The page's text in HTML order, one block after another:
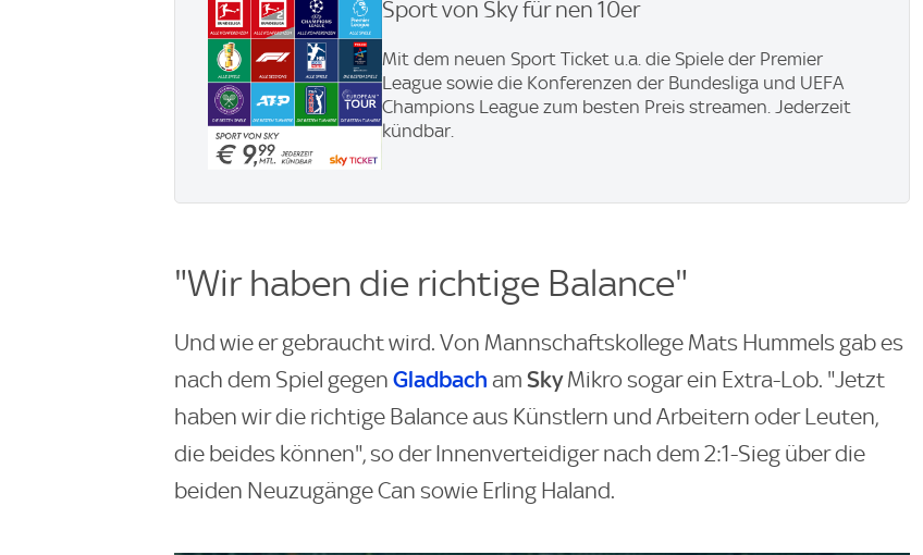
Sport von Sky für nen 10er
Mit dem neuen Sport Ticket u.a. die Spiele der Premier
League sowie die Konferenzen der Bundesliga und UEFA
Champions League zum besten Preis streamen. Jederzeit
kündbar.
"Wir haben die richtige Balance"
Und wie er gebraucht wird. Von Mannschaftskollege Mats Hummels gab es
nach dem Spiel gegen Gladbach am SkyMikro sogar ein Extra-Lob. "Jetzt
haben wir die richtige Balance aus Künstlern und Arbeitern oder Leuten,
die beides können", so der Innenverteidiger nach dem 2:1-Sieg über die
beiden Neuzugänge Can sowie Erling Haland.